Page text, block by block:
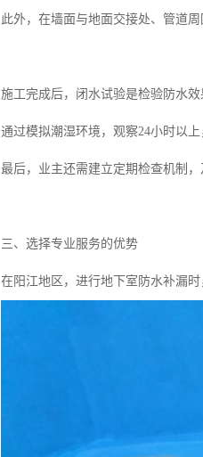
此外，在墙面与地面交接处、管道
施工完成后，闭水试验是检验防水效
通过模拟潮湿环境，观察24小时以
最后，业主还需建立定期检查机制
三、选择专业服务的优势
在阳江地区，进行地下室防水补漏